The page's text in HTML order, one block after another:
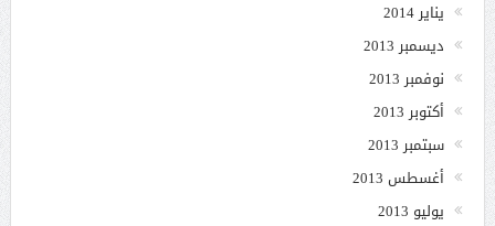
يناير 2014
ديسمبر 2013
نوفمبر 2013
أكتوبر 2013
سبتمبر 2013
أغسطس 2013
يوليو 2013